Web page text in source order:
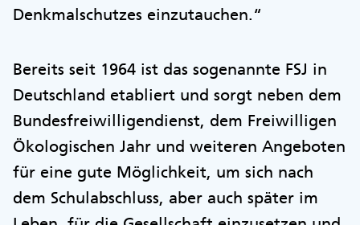
Denkmalschutzes einzutauchen.“
Bereits seit 1964 ist das sogenannte FSJ in
Deutschland etabliert und sorgt neben dem
Bundesfreiwilligendienst, dem Freiwilligen
Ökologischen Jahr und weiteren Angeboten
für eine gute Möglichkeit, um sich nach
dem Schulabschluss, aber auch später im